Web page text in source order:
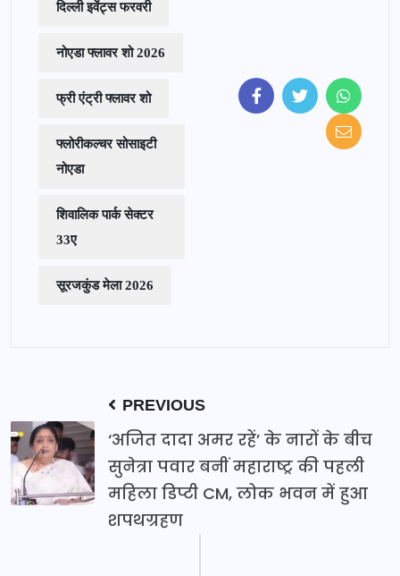
दिल्ली इवेंट्स फरवरी
नोएडा फ्लावर शो 2026
फ्री एंट्री फ्लावर शो
फ्लोरीकल्चर सोसाइटी
नोएडा
शिवालिक पार्क सेक्टर
33ए
सूरजकुंड मेला 2026
PREVIOUS
‘अजित दादा अमर रहें’ के नारों के बीच
सुनेत्रा पवार बनीं महाराष्ट्र की पहली
महिला डिप्टी CM, लोक भवन में हुआ
शपथग्रहण